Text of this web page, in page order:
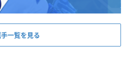
一覧を見る